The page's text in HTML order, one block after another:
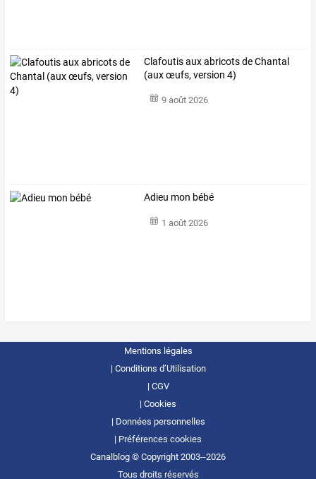
Clafoutis aux abricots de Chantal
(aux œufs, version 4)
9 août 2026
Adieu mon bébé
1 août 2026
Mentions légales
Conditions d’Utilisation
CGV
Cookies
Données personnelles
Préférences cookies
Canalblog © Copyright 2003--2026
Tous droits réservés